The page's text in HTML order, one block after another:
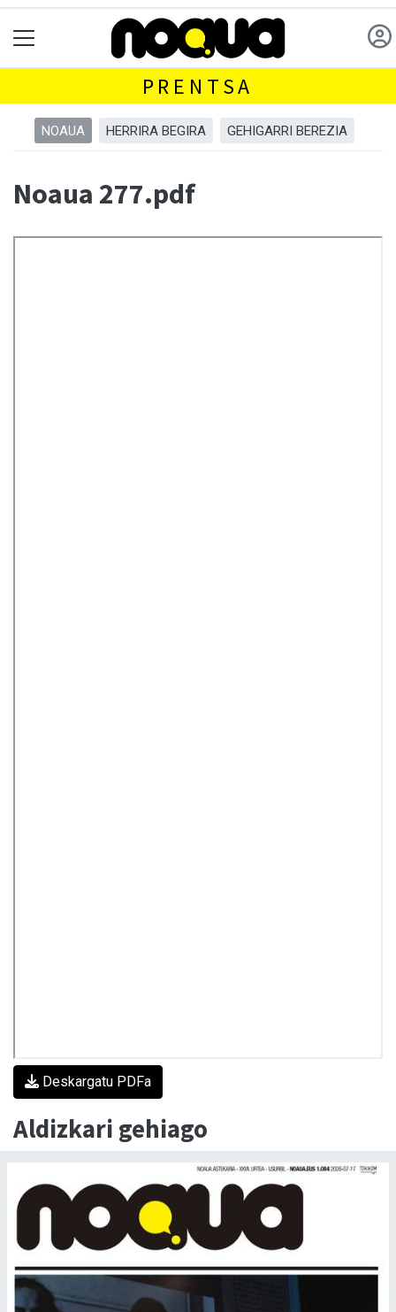
PRENTSA
NOAUA HERRIRA BEGIRA GEHIGARRI BEREZIA
Noaua 277.pdf
Deskargatu PDFa
Aldizkari gehiago